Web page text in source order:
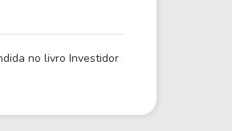
no livro Investidor